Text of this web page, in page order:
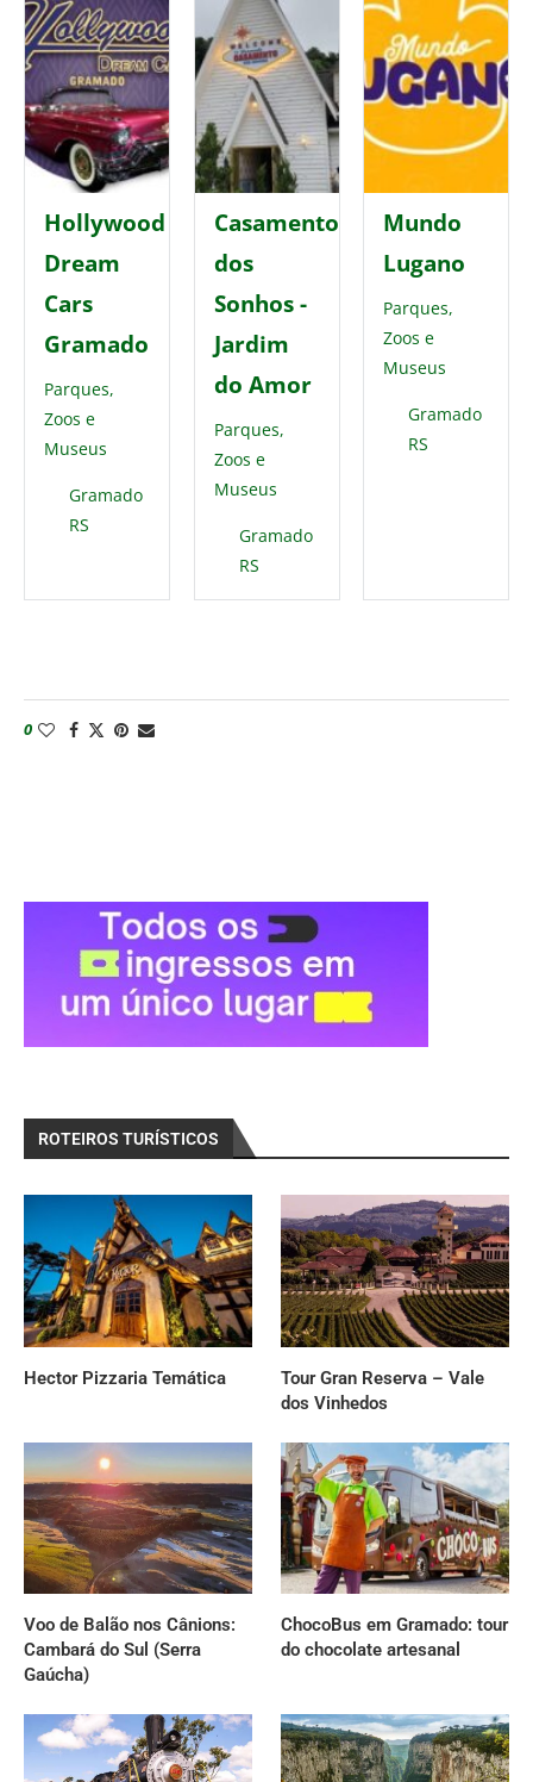
Hollywood
Dream
Cars
Gramado
Parques,
Zoos e
Museus
Gramado
RS
Casamento
dos
Sonhos -
Jardim
do Amor
Parques,
Zoos e
Museus
Gramado
RS
Mundo
Lugano
Parques,
Zoos e
Museus
Gramado
RS
0
ROTEIROS TURÍSTICOS
Hector Pizzaria Temática
Tour Gran Reserva – Vale
dos Vinhedos
Voo de Balão nos Cânions:
Cambará do Sul (Serra
Gaúcha)
ChocoBus em Gramado: tour
do chocolate artesanal